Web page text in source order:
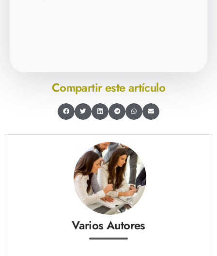
Compartir este artículo
Varios Autores